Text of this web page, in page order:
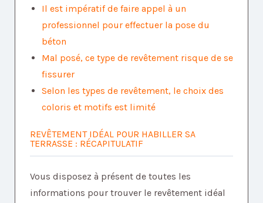
Il est impératif de faire appel à un
professionnel pour effectuer la pose du
béton
Mal posé, ce type de revêtement risque de se
fissurer
Selon les types de revêtement, le choix des
coloris et motifs est limité
REVÊTEMENT IDÉAL POUR HABILLER SA
TERRASSE : RÉCAPITULATIF
Vous disposez à présent de toutes les
informations pour trouver le revêtement idéal